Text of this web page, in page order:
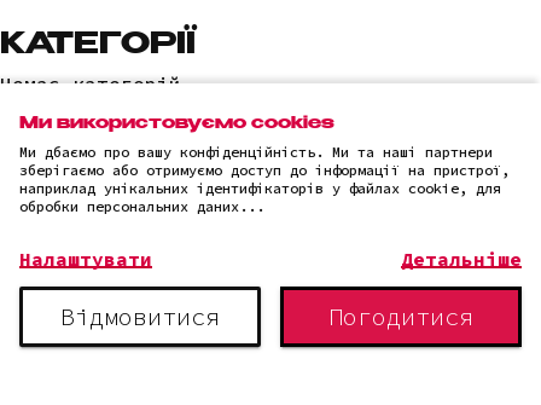
КАТЕГОРІЇ
Немає категорій
(c)2025 "LLC "AI IT SOLUTION"
Ми використовуємо cookies
Ми дбаємо про вашу конфіденційність. Ми та наші партнери
зберігаємо або отримуємо доступ до інформації на пристрої,
наприклад унікальних ідентифікаторів у файлах cookie, для
обробки персональних даних...
Налаштувати Детальніше
Погодитися
Відмовитися